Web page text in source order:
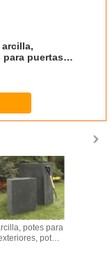
para puertas,
de fibra de
potes para
potes